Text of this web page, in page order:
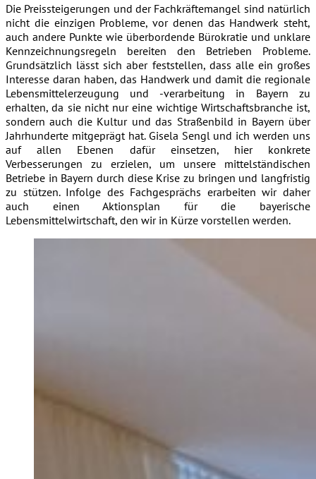
Die Preissteigerungen und der Fachkräftemangel sind natürlich
nicht die einzigen Probleme, vor denen das Handwerk steht,
auch andere Punkte wie überbordende Bürokratie und unklare
Kennzeichnungsregeln bereiten den Betrieben Probleme.
Grundsätzlich lässt sich aber feststellen, dass alle ein großes
Interesse daran haben, das Handwerk und damit die regionale
Lebensmittelerzeugung und -verarbeitung in Bayern zu
erhalten, da sie nicht nur eine wichtige Wirtschaftsbranche ist,
sondern auch die Kultur und das Straßenbild in Bayern über
Jahrhunderte mitgeprägt hat. Gisela Sengl und ich werden uns
auf allen Ebenen dafür einsetzen, hier konkrete
Verbesserungen zu erzielen, um unsere mittelständischen
Betriebe in Bayern durch diese Krise zu bringen und langfristig
zu stützen. Infolge des Fachgesprächs erarbeiten wir daher
auch einen Aktionsplan für die bayerische
Lebensmittelwirtschaft, den wir in Kürze vorstellen werden.